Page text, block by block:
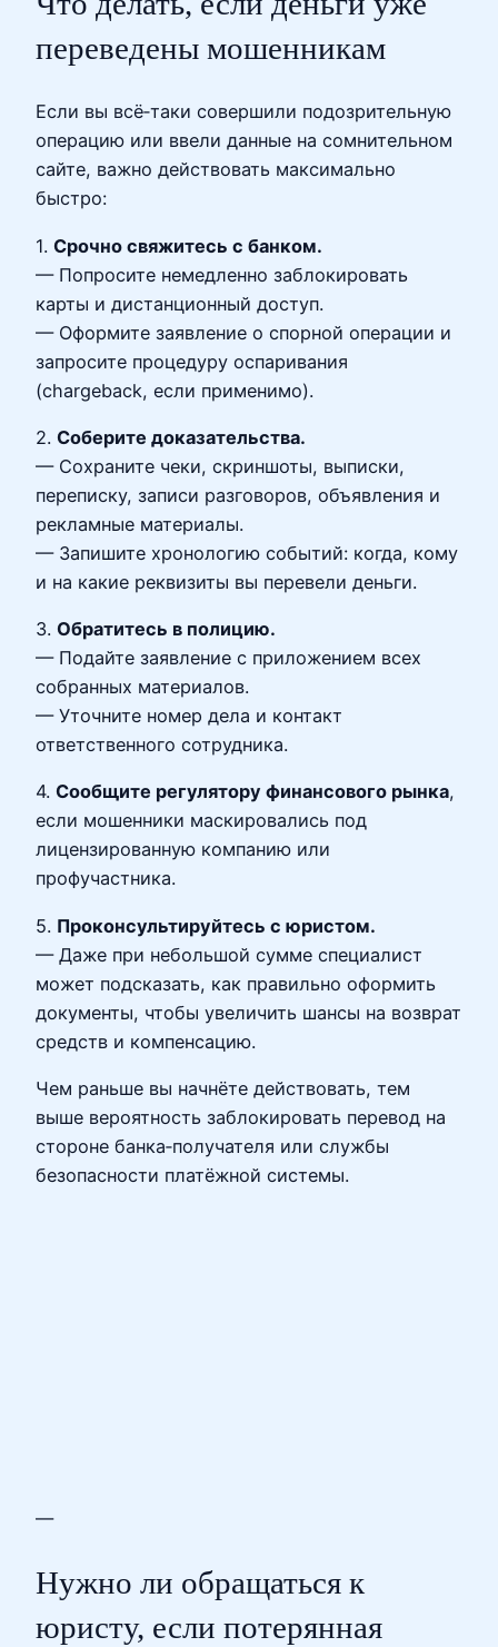
переведены мошенникам
Если вы всё‑таки совершили подозрительную
операцию или ввели данные на сомнительном
сайте, важно действовать максимально
быстро:
1. Срочно свяжитесь с банком.
— Попросите немедленно заблокировать
карты и дистанционный доступ.
— Оформите заявление о спорной операции и
запросите процедуру оспаривания
(chargeback, если применимо).
2. Соберите доказательства.
— Сохраните чеки, скриншоты, выписки,
переписку, записи разговоров, объявления и
рекламные материалы.
— Запишите хронологию событий: когда, кому
и на какие реквизиты вы перевели деньги.
3. Обратитесь в полицию.
— Подайте заявление с приложением всех
собранных материалов.
— Уточните номер дела и контакт
ответственного сотрудника.
4. Сообщите регулятору финансового рынка,
если мошенники маскировались под
лицензированную компанию или
профучастника.
5. Проконсультируйтесь с юристом.
— Даже при небольшой сумме специалист
может подсказать, как правильно оформить
документы, чтобы увеличить шансы на возврат
средств и компенсацию.
Чем раньше вы начнёте действовать, тем
выше вероятность заблокировать перевод на
стороне банка‑получателя или службы
безопасности платёжной системы.
—
Нужно ли обращаться к
юристу, если потерянная